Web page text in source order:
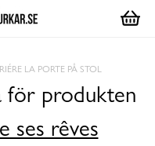
LA PORTE PÅ STOL
för produkten
ses rêves